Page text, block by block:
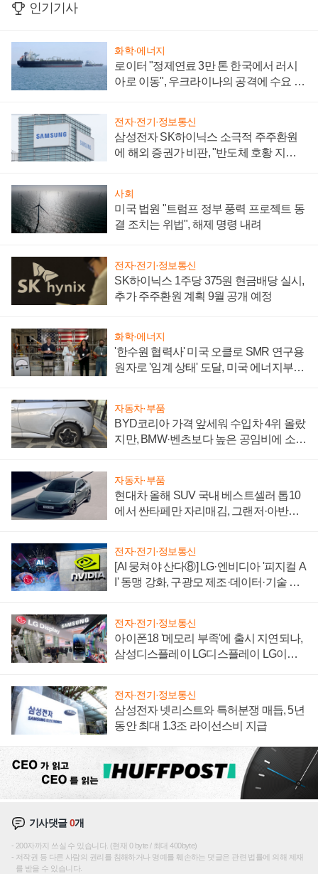
인기기사
화학·에너지
로이터 "정제연료 3만 톤 한국에서 러시
아로 이동", 우크라이나의 공격에 수요 늘
전자·전기·정보통신
삼성전자 SK하이닉스 소극적 주주환원
에 해외 증권가 비판, "반도체 호황 지속
사회
미국 법원 "트럼프 정부 풍력 프로젝트 동
결 조치는 위법", 해제 명령 내려
전자·전기·정보통신
SK하이닉스 1주당 375원 현금배당 실시,
추가 주주환원 계획 9월 공개 예정
화학·에너지
'한수원 협력사' 미국 오클로 SMR 연구용
원자로 '임계 상태' 도달, 미국 에너지부
자동차·부품
BYD코리아 가격 앞세워 수입차 4위 올랐
지만, BMW·벤츠보다 높은 공임비에 소비
자동차·부품
현대차 올해 SUV 국내 베스트셀러 톱10
에서 싼타페만 자리매김, 그랜저·아반떼
전자·전기·정보통신
[AI 뭉쳐야 산다⑧] LG·엔비디아 '피지컬 A
I' 동맹 강화, 구광모 제조·데이터·기술 결
전자·전기·정보통신
아이폰18 '메모리 부족'에 출시 지연되나,
삼성디스플레이 LG디스플레이 LG이노
전자·전기·정보통신
삼성전자 넷리스트와 특허분쟁 매듭, 5년
동안 최대 1.3조 라이선스비 지급
기사댓글0개
200자까지 쓰실 수 있습니다. (현재 0 byte / 최대 400byte)
저작권 등 다른 사람의 권리를 침해하거나 명예를 훼손하는 댓글은 관련 법률에 의해 제재
를 받을 수 있습니다.